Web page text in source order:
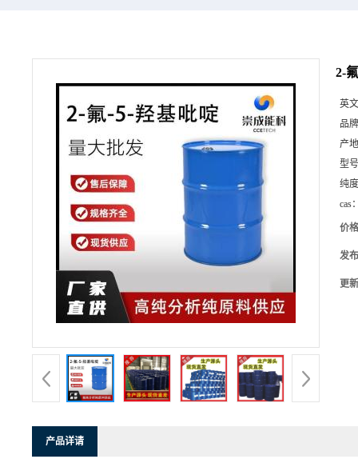
2-
英
品
产
型
纯
cas
价
发
更
产品详请